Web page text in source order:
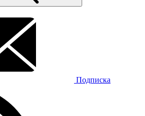
Подписка